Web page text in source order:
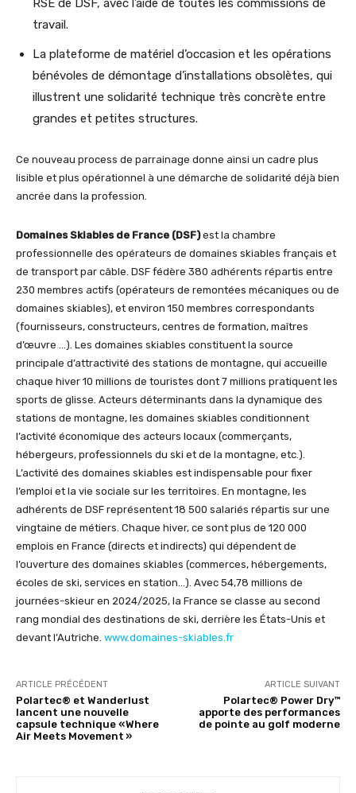
RSE de DSF, avec l’aide de toutes les commissions de
travail.
La plateforme de matériel d’occasion et les opérations
bénévoles de démontage d’installations obsolètes, qui
illustrent une solidarité technique très concrète entre
grandes et petites structures.
Ce nouveau process de parrainage donne ainsi un cadre plus
lisible et plus opérationnel à une démarche de solidarité déjà bien
ancrée dans la profession.
Domaines Skiables de France (DSF)est la chambre
professionnelle des opérateurs de domaines skiables français et
de transport par câble. DSF fédère 380 adhérents répartis entre
230 membres actifs (opérateurs de remontées mécaniques ou de
domaines skiables), et environ 150 membres correspondants
(fournisseurs, constructeurs, centres de formation, maîtres
d’œuvre …). Les domaines skiables constituent la source
principale d’attractivité des stations de montagne, qui accueille
chaque hiver 10 millions de touristes dont 7 millions pratiquent les
sports de glisse. Acteurs déterminants dans la dynamique des
stations de montagne, les domaines skiables conditionnent
l’activité économique des acteurs locaux (commerçants,
hébergeurs, professionnels du ski et de la montagne, etc.).
L’activité des domaines skiables est indispensable pour fixer
l’emploi et la vie sociale sur les territoires. En montagne, les
adhérents de DSF représentent 18 500 salariés répartis sur une
vingtaine de métiers. Chaque hiver, ce sont plus de 120 000
emplois en France (directs et indirects) qui dépendent de
l’ouverture des domaines skiables (commerces, hébergements,
écoles de ski, services en station…). Avec 54,78 millions de
journées-skieur en 2024/2025, la France se classe au second
rang mondial des destinations de ski, derrière les États-Unis et
devant l’Autriche. www.domaines-skiables.fr
ARTICLE PRÉCÉDENT
Polartec® et Wanderlust
lancent une nouvelle
capsule technique « Where
Air Meets Movement »
ARTICLE SUIVANT
Polartec® Power Dry™
apporte des performances
de pointe au golf moderne